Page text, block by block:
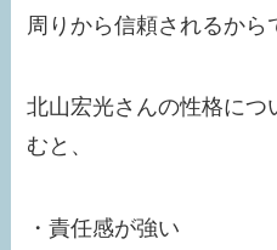
周りから信頼されるから
北山宏光さんの性格に
むと、
・責任感が強い